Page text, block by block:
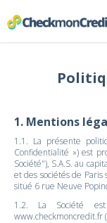
1. Mentions
1.1. La présente
Confidentialité ») est
Société"), S.A.S. au
et des sociétés de
situé 6 rue Neuve
1.2. La Société
www.checkmoncredit.fr